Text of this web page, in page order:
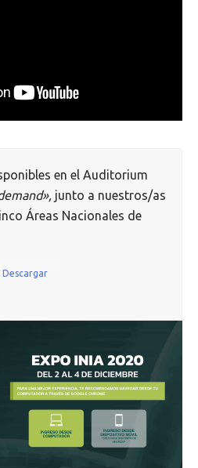
en el Auditorium
junto a nuestros/as
Áreas Nacionales de
Descargar